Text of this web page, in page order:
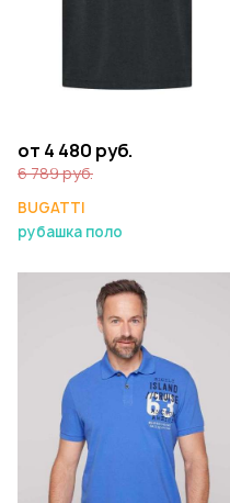
от 4 480 руб.
6 789 руб.
BUGATTI
рубашка поло